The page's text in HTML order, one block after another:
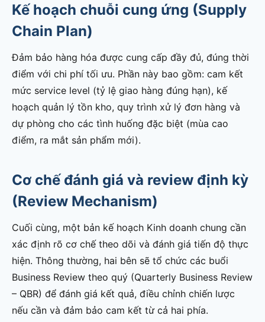
Kế hoạch chuỗi cung ứng (Supply
Chain Plan)
Đảm bảo hàng hóa được cung cấp đầy đủ, đúng thời
điểm với chi phí tối ưu. Phần này bao gồm: cam kết
mức service level (tỷ lệ giao hàng đúng hạn), kế
hoạch quản lý tồn kho, quy trình xử lý đơn hàng và
dự phòng cho các tình huống đặc biệt (mùa cao
điểm, ra mắt sản phẩm mới).
Cơ chế đánh giá và review định kỳ
(Review Mechanism)
Cuối cùng, một bản kế hoạch Kinh doanh chung cần
xác định rõ cơ chế theo dõi và đánh giá tiến độ thực
hiện. Thông thường, hai bên sẽ tổ chức các buổi
Business Review theo quý (Quarterly Business Review
– QBR) để đánh giá kết quả, điều chỉnh chiến lược
nếu cần và đảm bảo cam kết từ cả hai phía.